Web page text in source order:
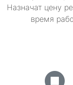
Назначат цену
время